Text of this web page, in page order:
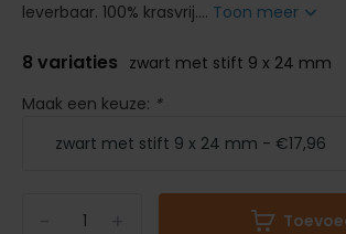
leverbaar. 100% krasvrij.... Toon meer
8 variaties zwart met stift 9 x 24 mm
Maak een keuze: *